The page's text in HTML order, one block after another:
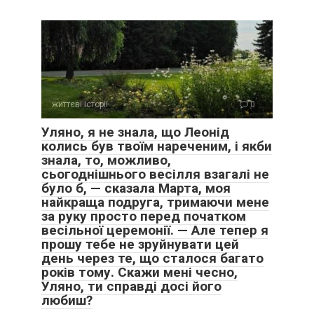
життєві історії 0
Уляно, я не знала, що Леонід
колись був твоїм нареченим, і якби
знала, то, можливо,
сьогоднішнього весілля взагалі не
було б, — сказала Марта, моя
найкраща подруга, тримаючи мене
за руку просто перед початком
весільної церемонії. — Але тепер я
прошу тебе не зруйнувати цей
день через те, що сталося багато
років тому. Скажи мені чесно,
Уляно, ти справді досі його
любиш?